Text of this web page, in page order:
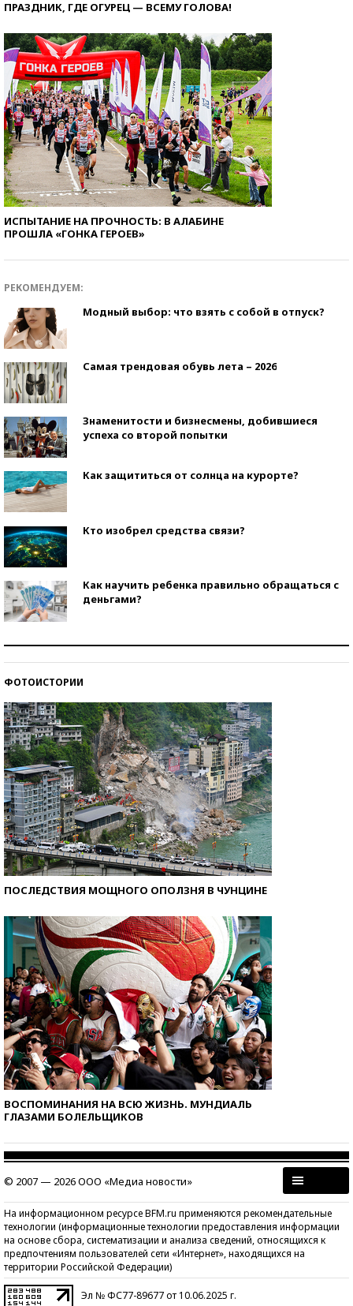
ПРАЗДНИК, ГДЕ ОГУРЕЦ — ВСЕМУ ГОЛОВА!
ИСПЫТАНИЕ НА ПРОЧНОСТЬ: В АЛАБИНЕ
ПРОШЛА «ГОНКА ГЕРОЕВ»
РЕКОМЕНДУЕМ:
Модный выбор: что взять с собой в отпуск?
Самая трендовая обувь лета – 2026
Знаменитости и бизнесмены, добившиеся
успеха со второй попытки
Как защититься от солнца на курорте?
Кто изобрел средства связи?
Как научить ребенка правильно обращаться с
деньгами?
ФОТОИСТОРИИ
ПОСЛЕДСТВИЯ МОЩНОГО ОПОЛЗНЯ В ЧУНЦИНЕ
ВОСПОМИНАНИЯ НА ВСЮ ЖИЗНЬ. МУНДИАЛЬ
ГЛАЗАМИ БОЛЕЛЬЩИКОВ
© 2007 — 2026 ООО «Медиа новости»
На информационном ресурсе BFM.ru применяются рекомендательные
технологии (информационные технологии предоставления информации
на основе сбора, систематизации и анализа сведений, относящихся к
предпочтениям пользователей сети «Интернет», находящихся на
территории Российской Федерации)
Эл № ФС77-89677 от 10.06.2025 г.